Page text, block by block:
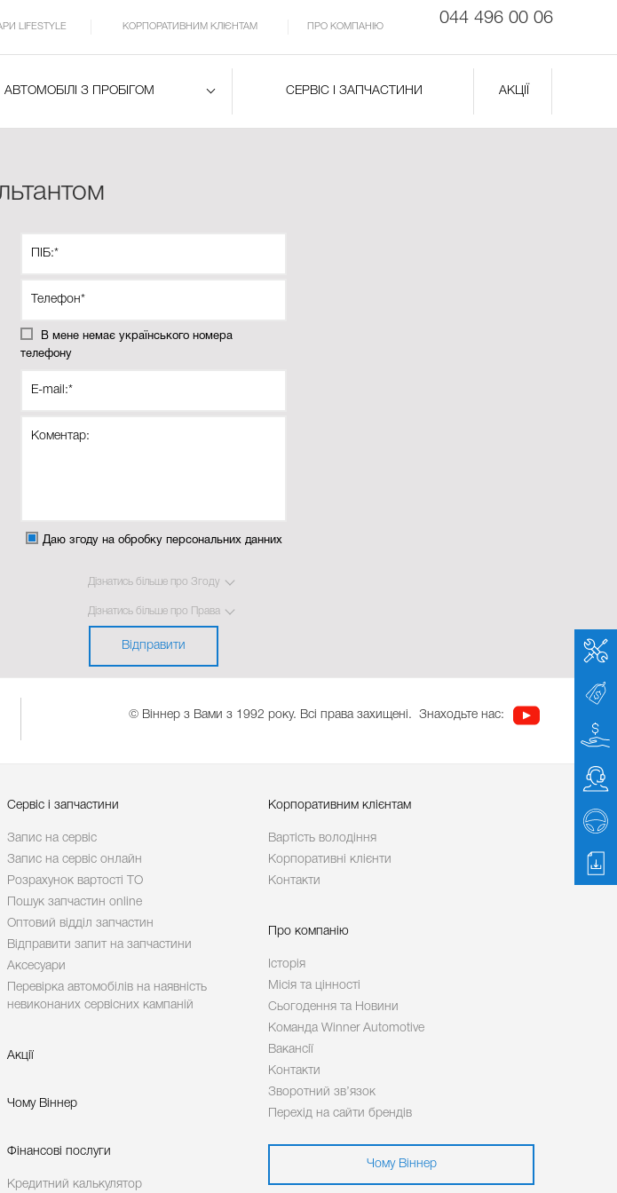
044 496 00 06
LIFESTYLE КОРПОРАТИВНИМ КЛІЄНТАМ ПРО КОМПАНІЮ
АВТОМОБІЛІ З ПРОБІГОМ СЕРВІС І ЗАПЧАСТИНИ АКЦІЇ
В мене немає українського номера
телефону
Даю згоду на обробку персональних данних
Дізнатись більше про Згоду
Дізнатись більше про Права
Відправити
© Віннер з Вами з 1992 року. Всі права захищені. Знаходьте нас:
Сервіс і запчастини
Запис на сервіс
Запис на сервіс онлайн
Розрахунок вартості ТО
Пошук запчастин online
Оптовий відділ запчастин
Відправити запит на запчастини
Аксесуари
Перевірка автомобілів на наявність
невиконаних сервісних кампаній
Акції
Чому Віннер
Фінансові послуги
Кредитний калькулятор
Корпоративним клієнтам
Вартість володіння
Корпоративні клієнти
Контакти
Про компанію
Історія
Місія та цінності
Сьогодення та Новини
Команда Winner Automotive
Вакансії
Контакти
Зворотний зв’язок
Перехід на сайти брендів
Чому Віннер